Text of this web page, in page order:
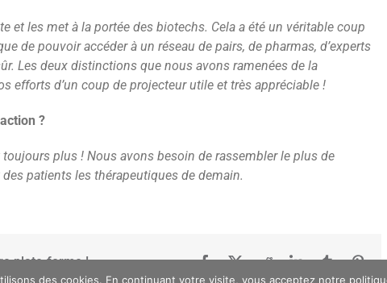
et les met à la portée des biotechs. Cela a été un véritable coup
de pouvoir accéder à un réseau de pairs, de pharmas, d’experts
Les deux distinctions que nous avons ramenées de la
efforts d’un coup de projecteur utile et très appréciable !
?
plus ! Nous avons besoin de rassembler le plus de
patients les thérapeutiques de demain.
plate-forme ! Facebook
X RedditLinkedInTumblr
des cookies. En continuant votre visite, vous acceptez notre